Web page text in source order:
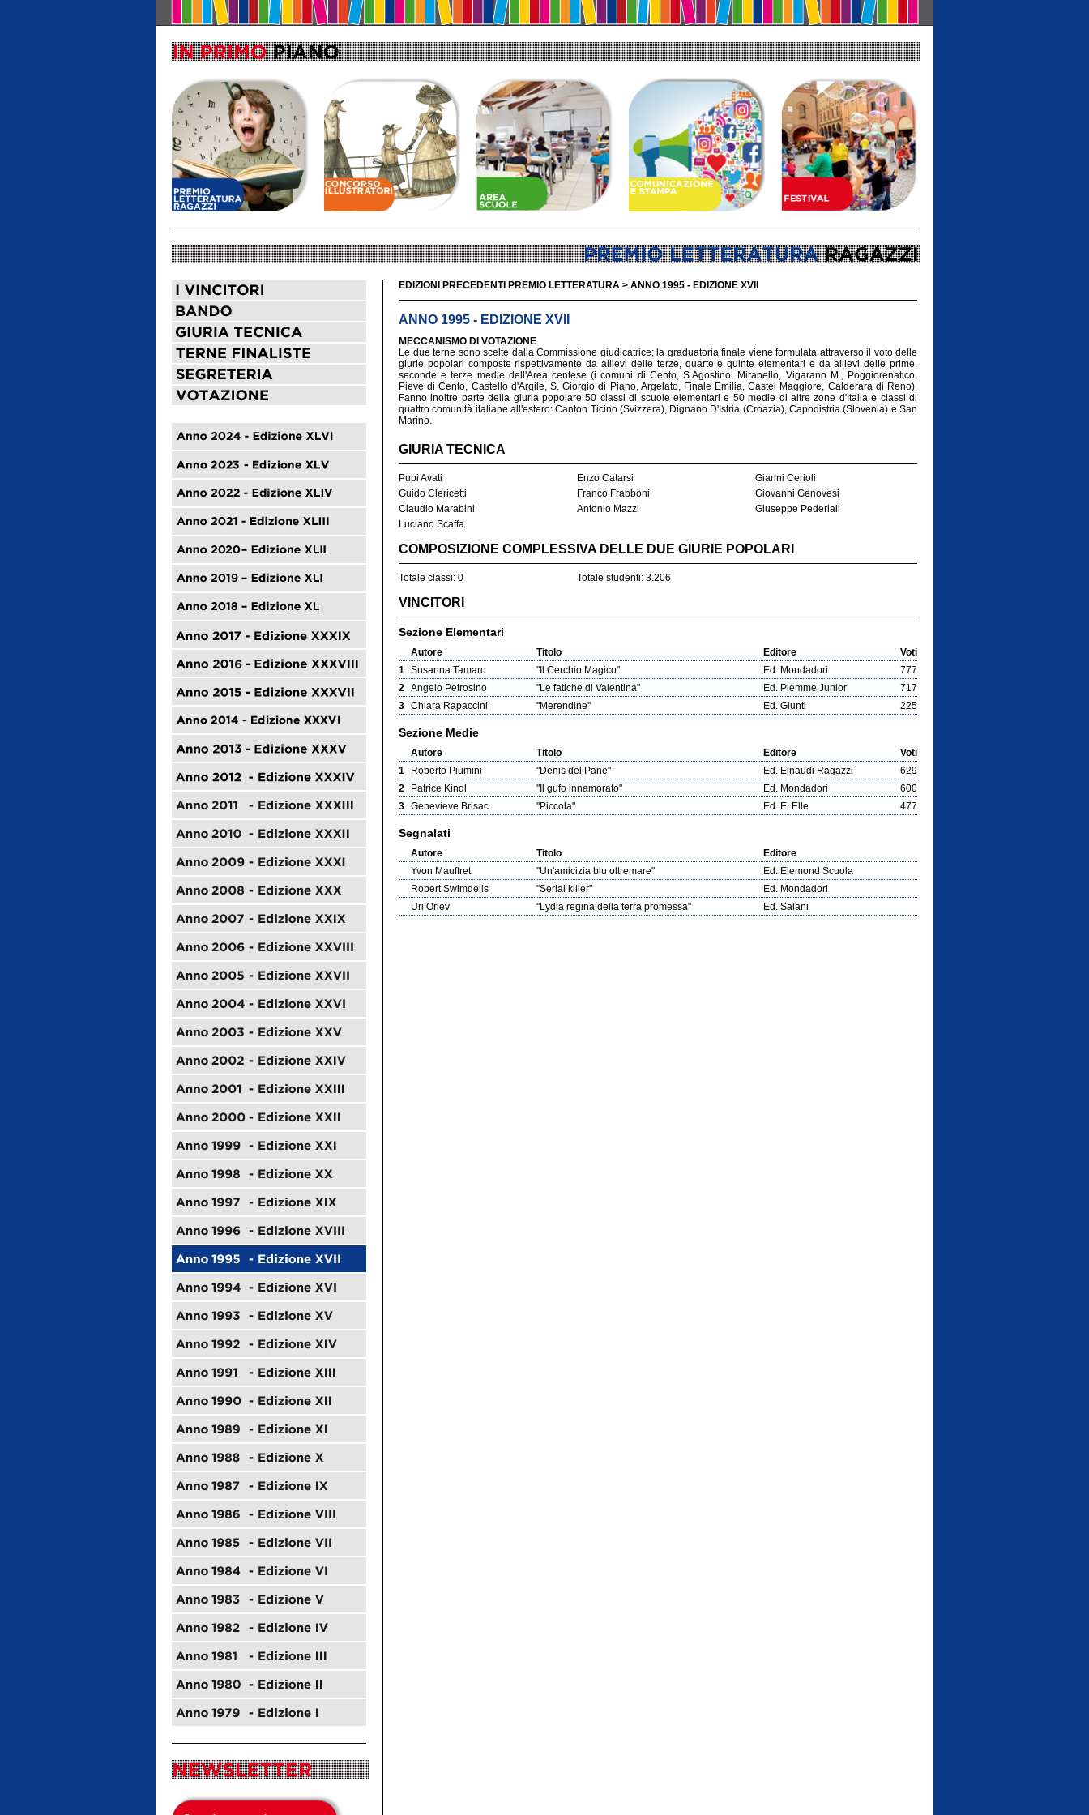
EDIZIONI PRECEDENTI PREMIO LETTERATURA > ANNO 1995 - EDIZIONE XVII
ANNO 1995 - EDIZIONE XVII
MECCANISMO DI VOTAZIONE
Le due terne sono scelte dalla Commissione giudicatrice; la graduatoria finale viene formulata attraverso il voto delle
giurie popolari composte rispettivamente da allievi delle terze, quarte e quinte elementari e da allievi delle prime,
seconde e terze medie dell'Area centese (i comuni di Cento, S.Agostino, Mirabello, Vigarano M., Poggiorenatico,
Pieve di Cento, Castello d'Argile, S. Giorgio di Piano, Argelato, Finale Emilia, Castel Maggiore, Calderara di Reno).
Fanno inoltre parte della giuria popolare 50 classi di scuole elementari e 50 medie di altre zone d'Italia e classi di
quattro comunità italiane all'estero: Canton Ticino (Svizzera), Dignano D'Istria (Croazia), Capodistria (Slovenia) e San
Marino.
GIURIA TECNICA
Pupi Avati Enzo Catarsi
Gianni Cerioli
Guido Clericetti
Franco Frabboni
Giovanni Genovesi
Claudio Marabini
Antonio Mazzi
Giuseppe Pederiali
Luciano Scaffa
COMPOSIZIONE COMPLESSIVA DELLE DUE GIURIE POPOLARI
Totale classi: 0 Totale studenti: 3.206
VINCITORI
Sezione Elementari
Autore Titolo Editore
Voti
1 Susanna Tamaro "Il Cerchio Magico" Ed. Mondadori
777
2 Angelo Petrosino "Le fatiche di Valentina" Ed. Piemme Junior
717
3 Chiara Rapaccini "Merendine" Ed. Giunti 225
Sezione Medie
Autore Titolo Editore
Voti
1
Roberto Piumini "Denis del Pane" Ed. Einaudi Ragazzi
629
2
Patrice Kindl "Il gufo innamorato" Ed. Mondadori
600
3 Genevieve Brisac "Piccola" Ed. E. Elle 477
Segnalati
Autore Titolo
Editore
Yvon Mauffret
"Un'amicizia blu oltremare"
Ed. Elemond Scuola
Robert Swimdells
"Serial killer"
Ed. Mondadori
Uri Orlev
"Lydia regina della terra promessa" Ed. Salani